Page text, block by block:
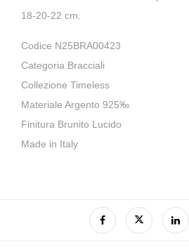
18-20-22 cm.
Codice N25BRA00423
Categoria Bracciali
Collezione Timeless
Materiale Argento 925‰
Finitura Brunito Lucido
Made in Italy